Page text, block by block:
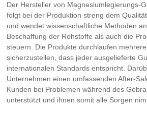
Der Hersteller von Magnesiumlegierungs-
folgt bei der Produktion streng dem
und wendet wissenschaftliche Methoden
Beschaffung der Rohstoffe als auch die
steuern. Die Produkte durchlaufen
sicherzustellen, dass jeder ausgelieferte
internationalen Standards entspricht.
Unternehmen einen umfassenden After-
Kunden bei Problemen während des
unterstützt und ihnen somit alle Sorgen